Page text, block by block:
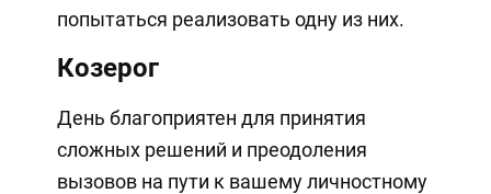
попытаться реализовать одну из них.
Козерог
День благоприятен для принятия
сложных решений и преодоления
вызовов на пути к вашему личностному